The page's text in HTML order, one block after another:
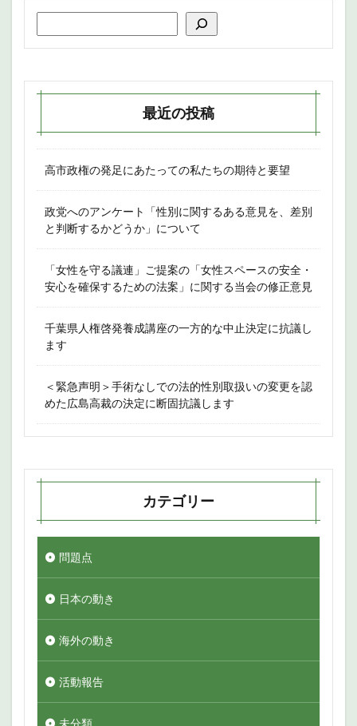
最近の投稿
高市政権の発足にあたっての私たちの期待と要望
政党へのアンケート「性別に関するある意見を、差別
と判断するかどうか」について
「女性を守る議連」ご提案の「女性スペースの安全・
安心を確保するための法案」に関する当会の修正意見
千葉県人権啓発養成講座の一方的な中止決定に抗議し
ます
＜緊急声明＞手術なしでの法的性別取扱いの変更を認
めた広島高裁の決定に断固抗議します
カテゴリー
問題点
日本の動き
海外の動き
活動報告
未分類